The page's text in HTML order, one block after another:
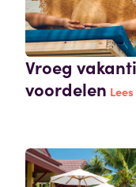
Vroeg
voordelen